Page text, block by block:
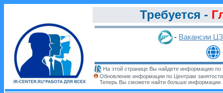
Требуется -
- Вакансии
На этой странице Вы найдете информацию по
Обновление информации по Центрам
Теперь Вы сможете найти больше информации.